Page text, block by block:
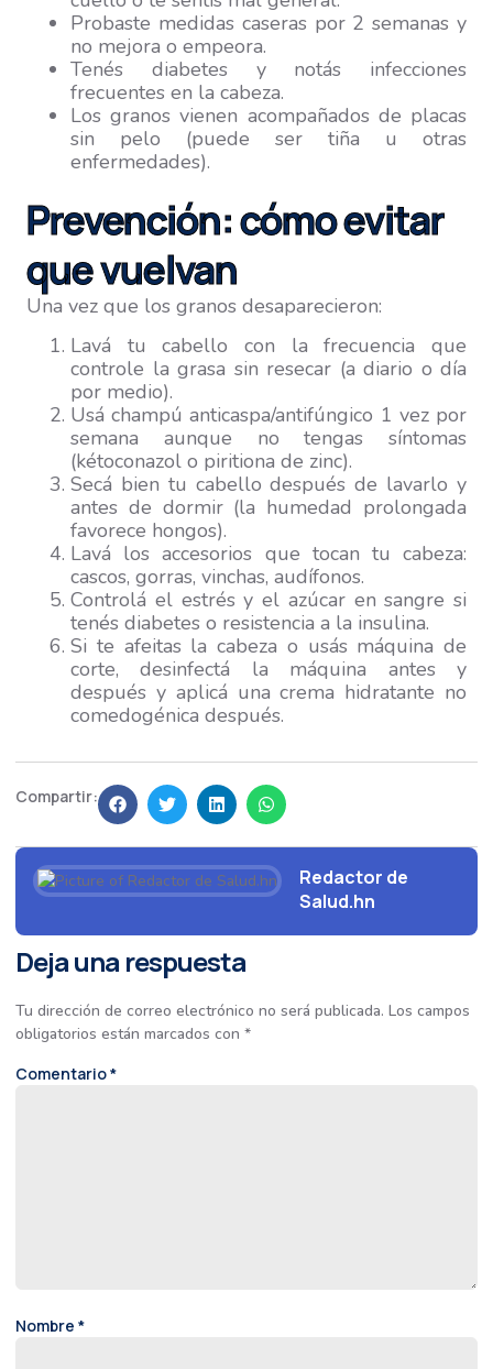
Probaste medidas caseras por 2 semanas y
no mejora o empeora.
Tenés diabetes y notás infecciones
frecuentes en la cabeza.
Los granos vienen acompañados de placas
sin pelo (puede ser tiña u otras
enfermedades).
Prevención: cómo evitar
que vuelvan
Una vez que los granos desaparecieron:
Lavá tu cabello con la frecuencia que
controle la grasa sin resecar (a diario o día
por medio).
Usá champú anticaspa/antifúngico 1 vez por
semana aunque no tengas síntomas
(kétoconazol o piritiona de zinc).
Secá bien tu cabello después de lavarlo y
antes de dormir (la humedad prolongada
favorece hongos).
Lavá los accesorios que tocan tu cabeza:
cascos, gorras, vinchas, audífonos.
Controlá el estrés y el azúcar en sangre si
tenés diabetes o resistencia a la insulina.
Si te afeitas la cabeza o usás máquina de
corte, desinfectá la máquina antes y
después y aplicá una crema hidratante no
comedogénica después.
Compartir:
Redactor de
Salud.hn
Deja una respuesta
Tu dirección de correo electrónico no será publicada. Los campos
obligatorios están marcados con *
Comentario*
Nombre *